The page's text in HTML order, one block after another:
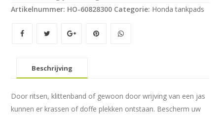
Artikelnummer: HO-60828300 Categorie: Honda tankpads
Beschrijving
Door ritsen, klittenband of gewoon door wrijving van een jas
kunnen er krassen of doffe plekken ontstaan. Bescherm uw